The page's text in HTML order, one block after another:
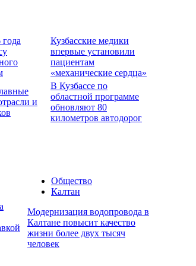
Кузбасские медики
впервые установили
пациентам
«механические сердца»
и
В Кузбассе по
областной программе
обновляют 80
километров автодорог
Общество
Калтан
Модернизация водопровода в
Калтане повысит качество
жизни более двух тысяч
человек